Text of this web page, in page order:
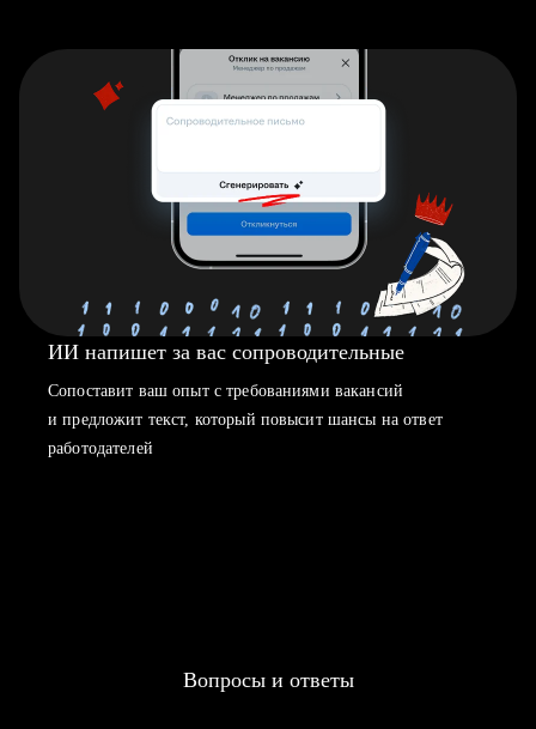
ИИ напишет за вас сопроводительные
Сопоставит ваш опыт с требованиями вакансий
и предложит текст, который повысит шансы на ответ
работодателей
Вопросы и ответы